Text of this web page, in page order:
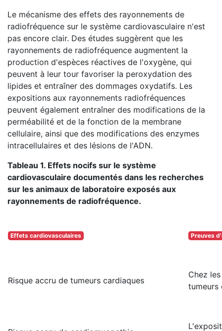
Le mécanisme des effets des rayonnements de
radiofréquence sur le système cardiovasculaire n'est
pas encore clair. Des études suggèrent que les
rayonnements de radiofréquence augmentent la
production d'espèces réactives de l'oxygène, qui
peuvent à leur tour favoriser la peroxydation des
lipides et entraîner des dommages oxydatifs. Les
expositions aux rayonnements radiofréquences
peuvent également entraîner des modifications de la
perméabilité et de la fonction de la membrane
cellulaire, ainsi que des modifications des enzymes
intracellulaires et des lésions de l'ADN.
Tableau 1. Effets nocifs sur le système
cardiovasculaire documentés dans les recherches
sur les animaux de laboratoire exposés aux
rayonnements de radiofréquence.
Effets cardiovasculaires Preuves
Risque accru de tumeurs cardiaques
Chez
tumeurs